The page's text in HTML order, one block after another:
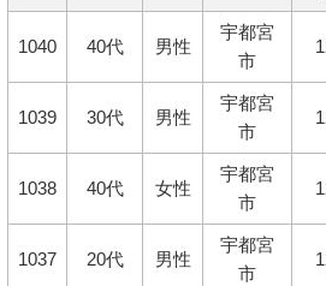
1040 40代 男性
宇都宮
市
1039 30代 男性
宇都宮
市
1038 40代 女性
宇都宮
市
1037 20代 男性
宇都宮
市